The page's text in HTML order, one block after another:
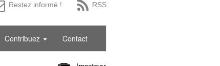
RSS
Restez informé !
Contribuez Contact